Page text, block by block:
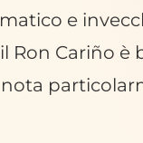
e
il Ron Cariño è
nota